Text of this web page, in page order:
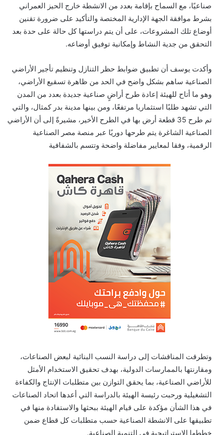
صناعيًا، مع السماح بإقامة بعدد من الانشطة خارج الحيز العمراني
بشرط موافقة الجهة الإدارية المختصة والتأكيد على ضرورة تقنين
أوضاع تلك المشروعات، على أن يتم دراستها كل حالة على حدة بعد
التحقق من جدية النشاط وإمكانية توفيق أوضاعه.
وأكدت يوسف أن تطبيق ضوابط حظر التنازل وتنظيم تأجير الأراضي
الصناعية ساهم بشكل واضح في الحد من ظاهرة تسقيع الأراضي،
وهو ما أتاح للهيئة إعادة طرح أراضٍ صناعية جديدة بعدد من المدن
التي تشهد طلبًا استثماريا مرتفعًا، ومن بينها مدينة بدر كمثال، والتي
تم طرح 35 قطعة أرض بها في الطرح الأخير، مشيرةً إلى أن الأراضي
الصناعية الشاغرة يتم طرحها دوريًا عبر منصة مصر الصناعية
الرقمية، وفقا لمعايير مفاضلة واضحة وتتسم بالشفافية
وتطرقت المناقشات إلى دراسة النسب البنائية لبعض الصناعات،
ومقارنتها بالممارسات الدولية، بهدف تحقيق الاستخدام الأمثل
للأراضي الصناعية، بما يحقق التوازن بين متطلبات الإنتاج والكفاءة
التشغيلية ورحبت رئيسة الهيئة بالدراسة التي أعدها اتحاد الصناعات
في هذا الشأن مؤكدة على قيام الهيئة ببحثها والاستفادة منها في
تطبيقها على الانشطة الصناعية حسب متطلبات كل قطاع ضمن
خططها الاستراتيجية في التنمية الصناعية.